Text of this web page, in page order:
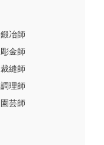
鍛冶師
彫金師
裁縫師
調理師
園芸師